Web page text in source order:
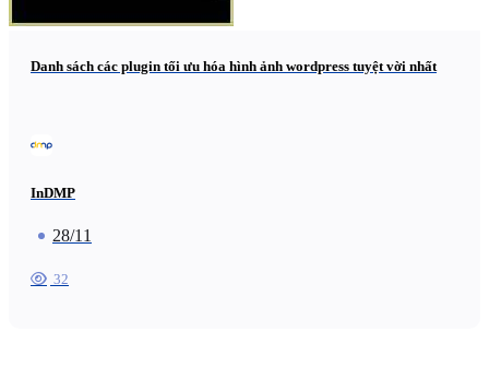
Danh sách các plugin tối ưu hóa hình ảnh wordpress tuyệt vời nhất
InDMP
28/11
32